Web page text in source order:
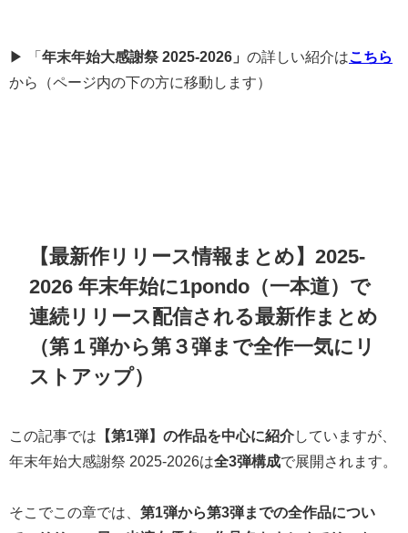
▶ 「 年末年始大感謝祭 2025-2026」 の詳しい紹介はこちら
から（ページ内の下の方に移動します）
【最新作リリース情報まとめ】2025-
2026 年末年始に1pondo（一本道）で
連続リリース配信される最新作まとめ
（第１弾から第３弾まで全作一気にリ
ストアップ）
この記事では 【第1弾】の作品を中心に紹介していますが、
年末年始大感謝祭 2025-2026は全3弾構成で展開されます。
そこでこの章では、 第1弾から第3弾までの全作品につい